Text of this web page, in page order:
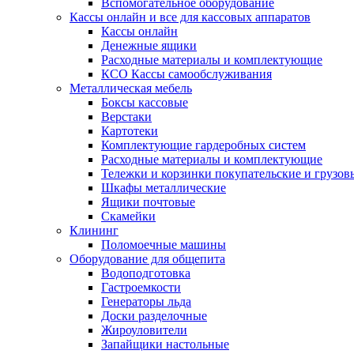
Вспомогательное оборудование
Кассы онлайн и все для кассовых аппаратов
Кассы онлайн
Денежные ящики
Расходные материалы и комплектующие
КСО Кассы самообслуживания
Металлическая мебель
Боксы кассовые
Верстаки
Картотеки
Комплектующие гардеробных систем
Расходные материалы и комплектующие
Тележки и корзинки покупательские и
Шкафы металлические
Ящики почтовые
Скамейки
Клининг
Поломоечные машины
Оборудование для общепита
Водоподготовка
Гастроемкости
Генераторы льда
Доски разделочные
Жироуловители
Запайщики настольные